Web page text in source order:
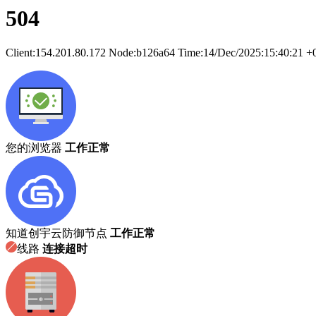
504
Client:154.201.80.172 Node:b126a64 Time:14/Dec/2025:15:40:21
您的浏览器 工作正常
知道创宇云防御节点 工作正常
线路 连接超时